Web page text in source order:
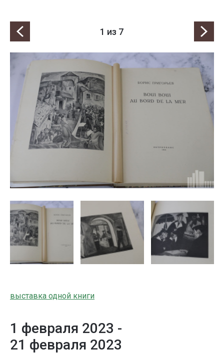
1 из 7
выставка одной книги
1 февраля 2023 -
21 февраля 2023